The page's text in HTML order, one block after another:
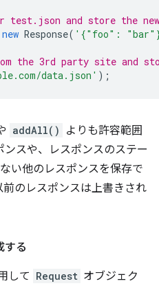
test.json and store the
new Response( '{"foo":
the 3rd party site and
data.json' );
addAll()
よりも許容範囲
スや、レスポンスのステー
い他のレスポンスを保存で
のレスポンスは上書きされ
する
して Request オブジェク